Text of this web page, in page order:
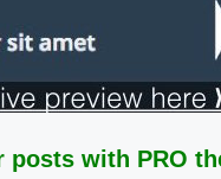
with PRO